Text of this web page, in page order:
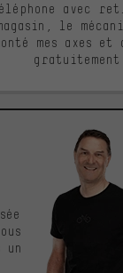
avec
le
mes axes et
un